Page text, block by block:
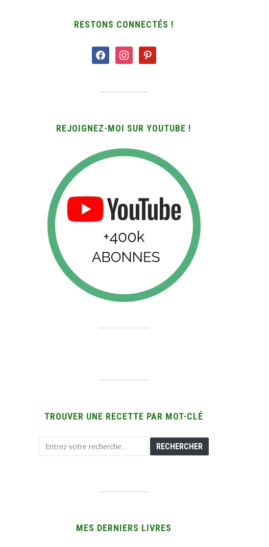
RESTONS CONNECTÉS !
facebookinstagrampinterest
REJOIGNEZ-MOI SUR YOUTUBE !
TROUVER UNE RECETTE PAR MOT-CLÉ
MES DERNIERS LIVRES